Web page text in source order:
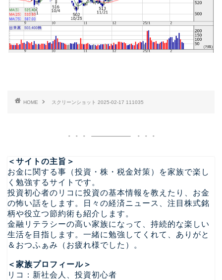
HOME スクリーンショット 2025-02-17 111035
＜サイトの主旨＞
お金に関する事（投資・株・税金対策）を家族で楽し
く勉強するサイトです。
投資初心者のリコに投資の基本情報を教えたり、お金
の怖い話をします。日々の経済ニュース、注目株式銘
柄や役立つ節約術も紹介します。
金融リテラシーの高い家族になって、持続的な楽しい
生活を目指します。一緒に勉強してくれて、ありがと
＆おつふぁみ（お疲れ様でした）。
＜家族プロフィール＞
リコ：新社会人、投資初心者